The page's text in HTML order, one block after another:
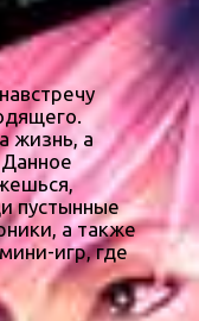
жизнь, а
пустынные
а также
игр, где